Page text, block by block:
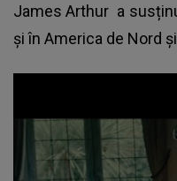
James Arthur a
și în America de Nord